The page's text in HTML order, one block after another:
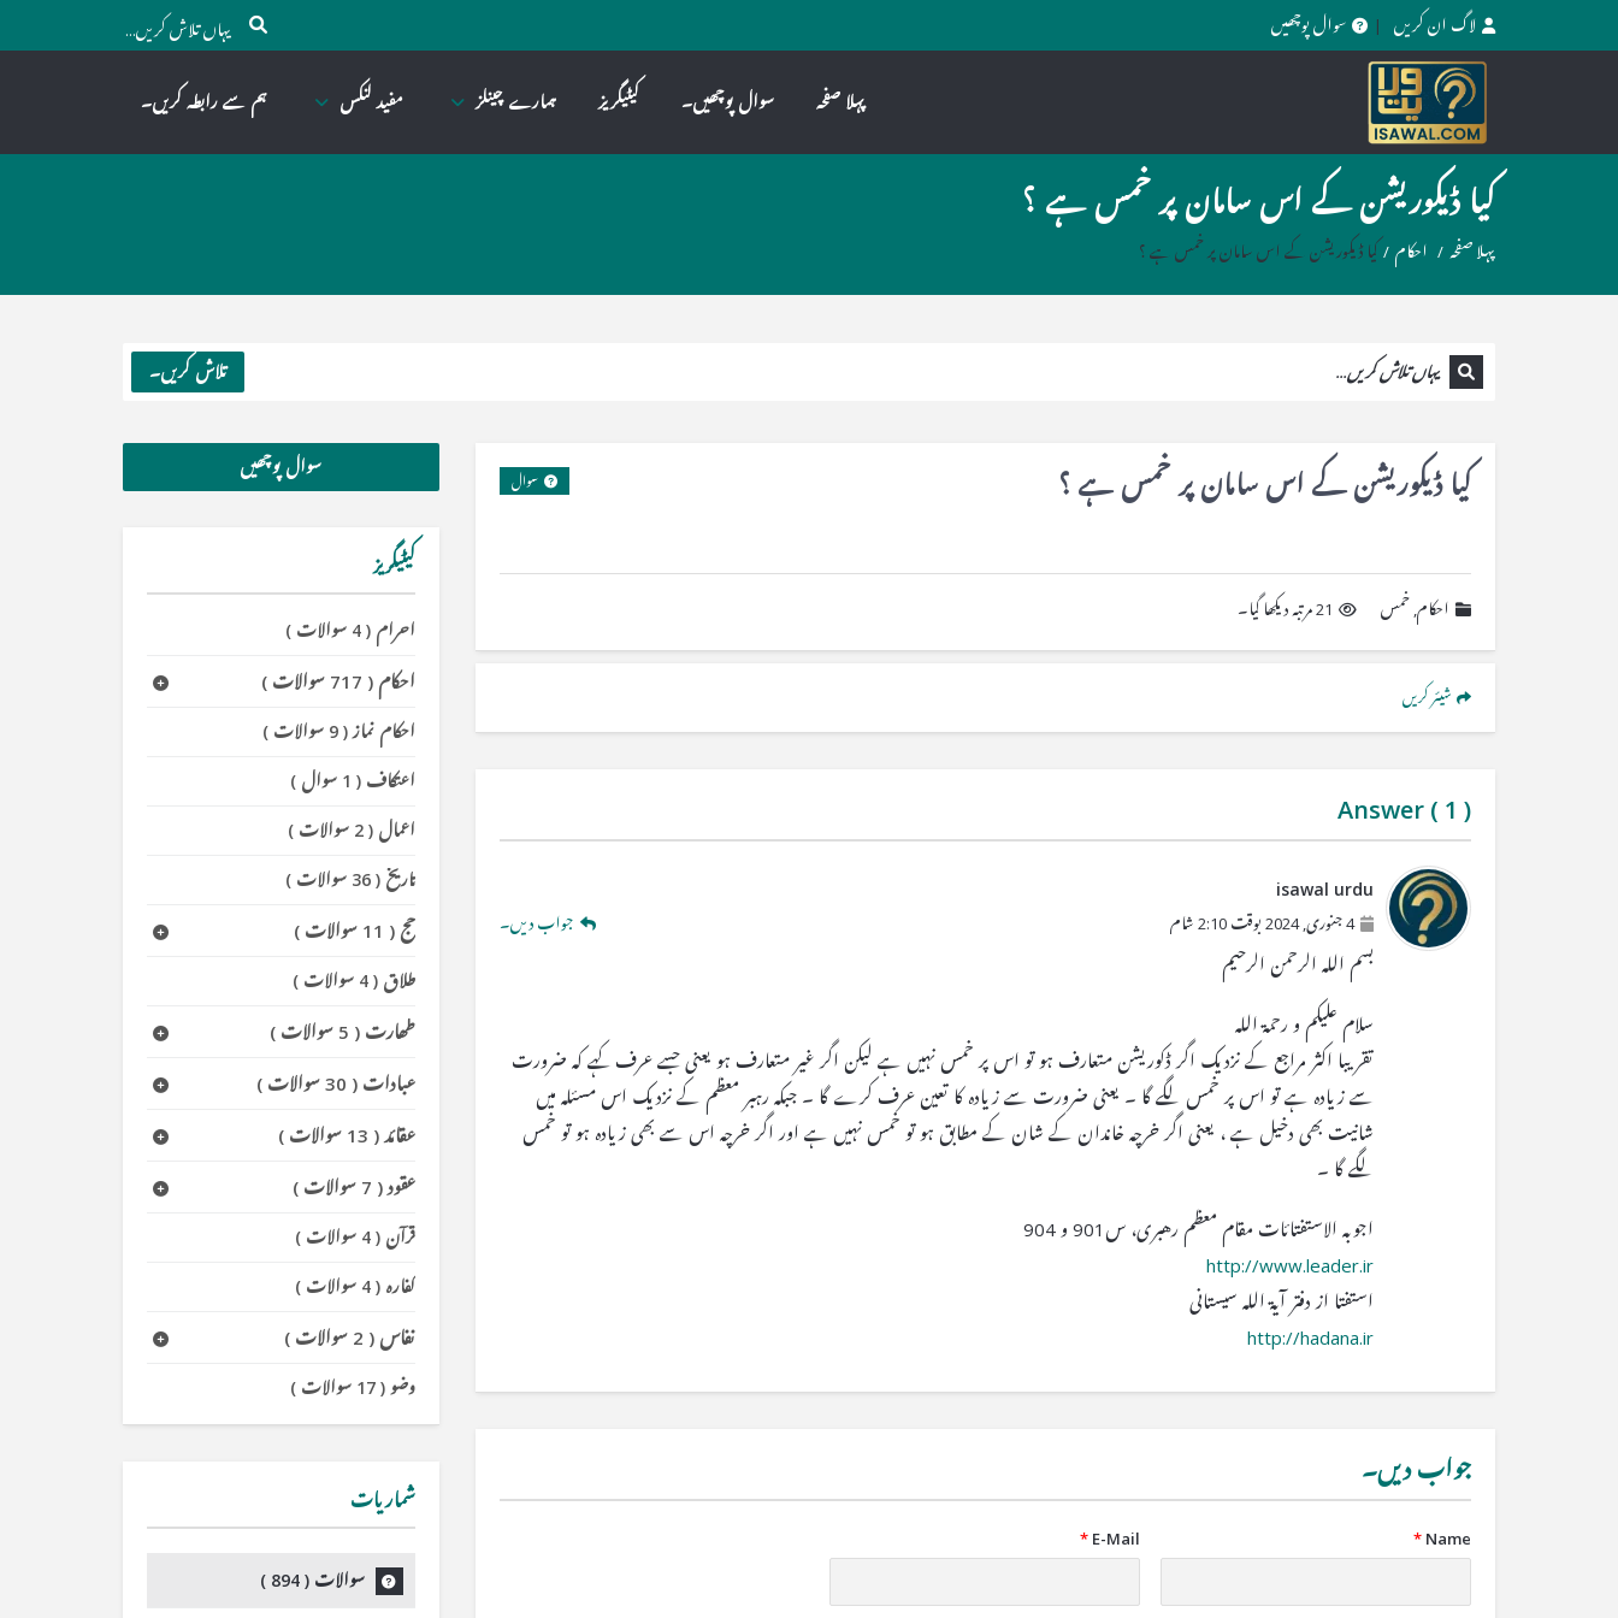
لاگ ان کریں سوال پوچھیں
پہلا صفحہ سوال پوچھیں۔ کیٹیگریز ہمارے چینلز مفید لنکس ہم سے رابطہ کریں۔
کیا ڈیکوریشن کے اس سامان پر خمس ہے ؟
پہلا صفحہ / احکام / کیا ڈیکوریشن کے اس سامان پر خمس ہے ؟
تلاش کریں۔
کیا ڈیکوریشن کے اس سامان پر خمس ہے ؟ سوال
احکام, خمس 21 مرتبہ دیکھا گیا۔
شیئر کریں
Answer ( 1 )
isawal urdu
4 جنوری, 2024 بوقت 2:10 شام جواب دیں۔
بسم اللہ الرحمن الرحیم
سلام علیکم و رحمۃ اللہ
تقریبا اکثر مراجع کے نزدیک اگر ڈکوریشن متعارف ہو تو اس پر خمس نہیں ہے لیکن اگر غیر متعارف ہو یعنی جسے عرف کہے کہ ضرورت
سے زیادہ ہے تو اس پر خمس لگے گا ۔ یعنی ضرورت سے زیادہ کا تعین عرف کرے گا ۔ جبکہ رہبر معظم کے نزدیک اس مسئلہ میں
شانیت بھی دخیل ہے ، یعنی اگر خرچہ خاندان کے شان کے مطابق ہو تو خمس نہیں ہے اور اگر خرچہ اس سے بھی زیادہ ہو تو خمس
لگے گا ۔
اجوبه الاستفتائات مقام معظم رهبری، س901 و 904
http://www.leader.ir
استفتا از دفتر آیۃ اللہ سیستانی
http://hadana.ir
جواب دیں۔
Name
*
E-Mail
*
سوال پوچھیں
کیٹیگریز
احرام(4 سوالات )
احکام( 717 سوالات )
احکام نماز(9 سوالات )
اعتکاف( 1 سوال )
اعمال(2 سوالات )
تاریخ(36 سوالات )
حج( 11 سوالات )
طلاق(4 سوالات )
طھارت( 5 سوالات )
عبادات( 30 سوالات )
عقائد( 13 سوالات )
عقود( 7 سوالات )
قرآن(4 سوالات )
کفارہ(4 سوالات )
نفاس( 2 سوالات )
وضو(17 سوالات )
شماریات
سوالات (894
)